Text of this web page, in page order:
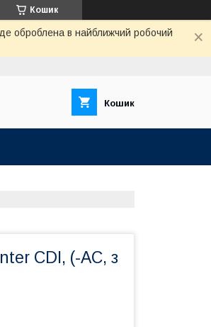
Кошик
оброблена в найближчий робочий
Кошик
CDI, (-AC, з